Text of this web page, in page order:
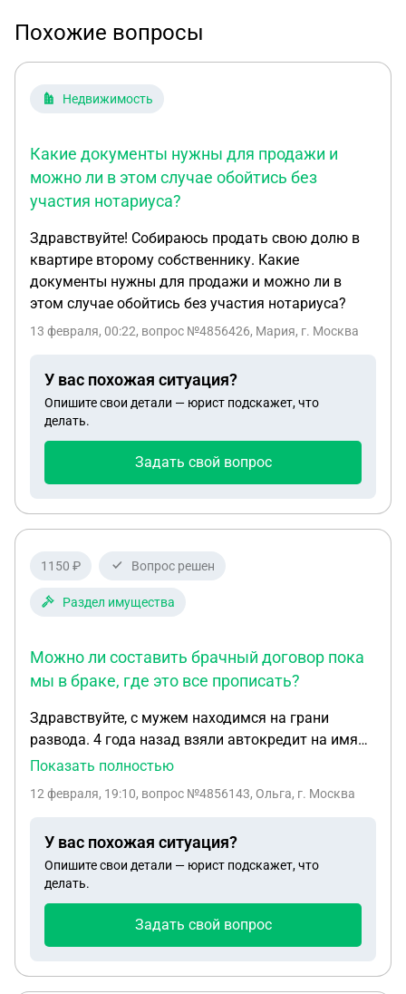
Похожие вопросы
Недвижимость
Какие документы нужны для продажи и
можно ли в этом случае обойтись без
участия нотариуса?
Здравствуйте! Собираюсь продать свою долю в
квартире второму собственнику. Какие
документы нужны для продажи и можно ли в
этом случае обойтись без участия нотариуса?
13 февраля, 00:22, вопрос №4856426, Мария, г. Москва
У вас похожая ситуация?
Опишите свои детали — юрист подскажет, что
делать.
Задать свой вопрос
1150 ₽ Вопрос решен
Раздел имущества
Можно ли составить брачный договор пока
мы в браке, где это все прописать?
Здравствуйте, с мужем находимся на грани
развода. 4 года назад взяли автокредит на имя
мужа. Мирно договорились, что при разводе
он. Как это сделать нотариально? Можно ли
это все прописать? И если же мы составим этот
договор или мирное соглашение при разводе
нотариально, в случае его неплатежеспособности
Показать полностью
12 февраля, 19:10, вопрос №4856143, Ольга, г. Москва
У вас похожая ситуация?
Опишите свои детали — юрист подскажет, что
делать.
Задать свой вопрос